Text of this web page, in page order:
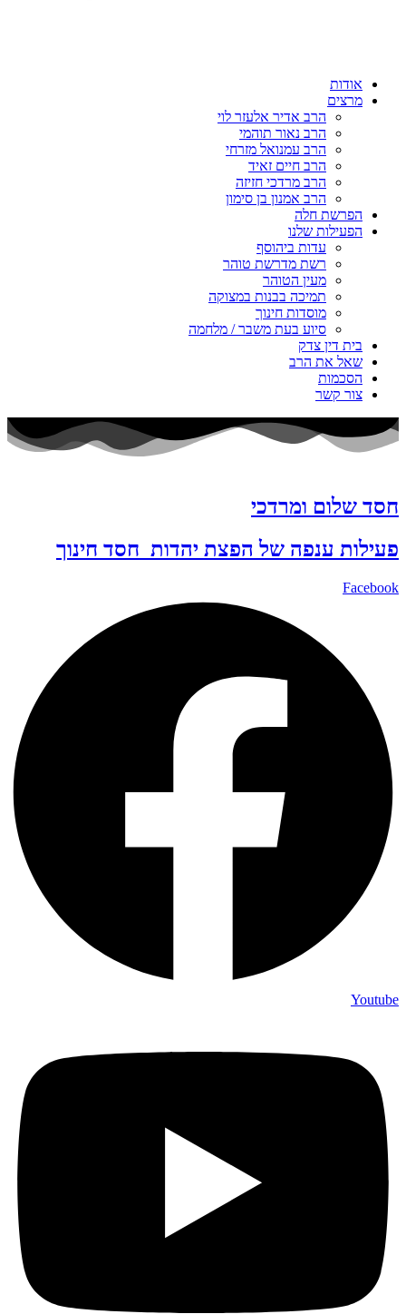
אודות
מרצים
הרב אדיר אלעזר לוי
הרב נאור תוהמי
הרב עמנואל מזרחי
הרב חיים זאיד
הרב מרדכי חזיזה
הרב אמנון בן סימון
הפרשת חלה
הפעילות שלנו
עדות ביהוסף
רשת מדרשת טוהר
מעין הטוהר
תמיכה בבנות במצוקה
מוסדות חינוך
סיוע בעת משבר / מלחמה
בית דין צדק
שאל את הרב
הסכמות
צור קשר
חסד שלום ומרדכי
פעילות ענפה של הפצת יהדות חסד חינוך
Facebook
Youtube